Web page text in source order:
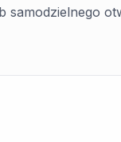
samodzielnego